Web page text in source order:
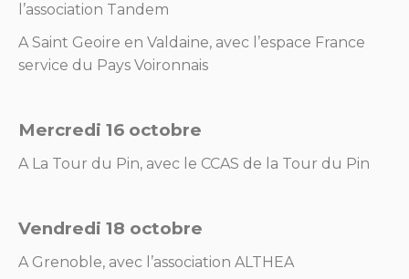
l’association Tandem
A Saint Geoire en Valdaine, avec l’espace France
service du Pays Voironnais
Mercredi 16 octobre
A La Tour du Pin, avec le CCAS de la Tour du Pin
Vendredi 18 octobre
A Grenoble, avec l’association ALTHEA